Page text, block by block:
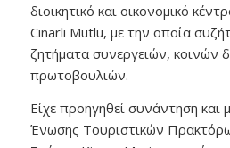
διοικητικό και οικονομικό
Cinarli Mutlu, με την οποία
ζητήματα συνεργειών, κοινών
πρωτοβουλιών.
Eίχε προηγηθεί συνάντηση
Ένωσης Τουριστικών